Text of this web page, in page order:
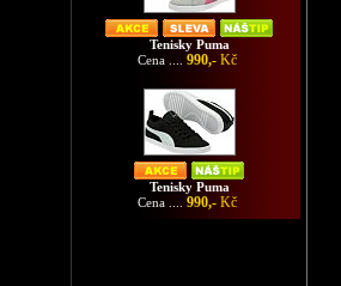
Tenisky Puma
Cena .... 990,- Kč
Tenisky Puma
Cena .... 990,- Kč